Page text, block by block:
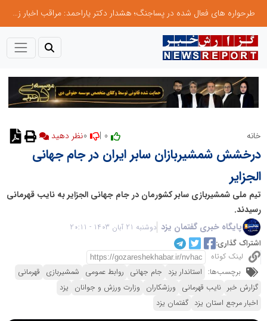
طرحواره های فعال شده در پساجنگ؛ هشدار دکتر یاراحمد: مراقب اخبار زرد و واکنش های هیجانی باشید
خانه نظر دهید
درخشش شمشیربازان سابر ایران در جام جهانی
الجزایر
تیم ملی شمشیربازی سابر کشورمان در جام جهانی الجزایر به نایب قهرمانی
رسیدند.
پایگاه خبری گفتمان یزد دوشنبه 21 آبان 1403 - 20:11
اشتراک گذاری:
لینک کوتاه
برچسب‌ها: استاندار یزد جام جهانی روابط عمومی شمشیربازی قهرمانی
گزارش خبر نایب قهرمانی ورزشکاران وزارت ورزش و جوانان یزد
اخبار مرجع استان یزد گفتمان یزد